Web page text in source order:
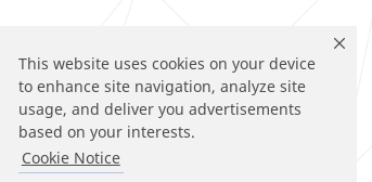
This website uses cookies on your device
to enhance site navigation, analyze site
usage, and deliver you advertisements
based on your interests.
Cookie Notice